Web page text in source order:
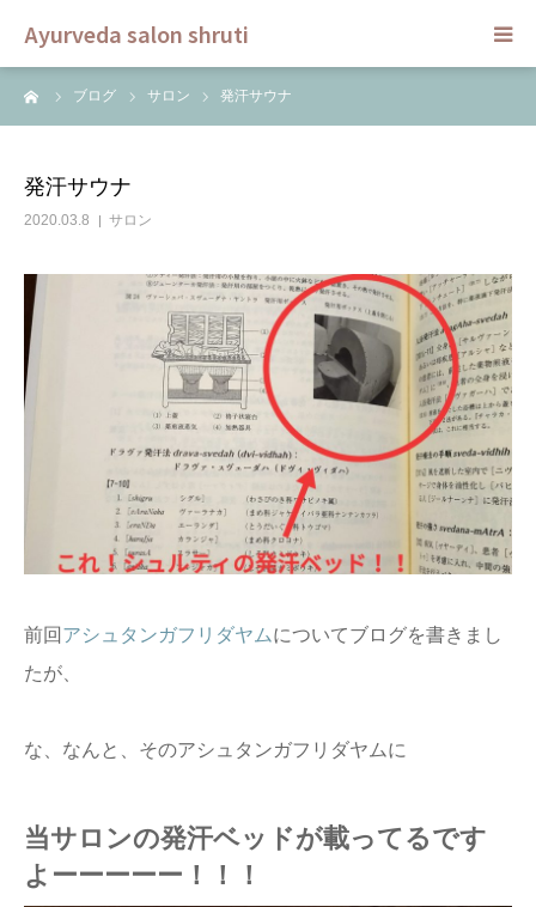
Ayurveda salon shruti
ブログ サロン 発汗サウナ
発汗サウナ
2020.03.8 サロン
前回 アシュタンガフリダヤムについてブログを書きまし
たが、
な、なんと、そのアシュタンガフリダヤムに
当サロンの発汗ベッドが載ってるです
よーーーーー！！！
HOME